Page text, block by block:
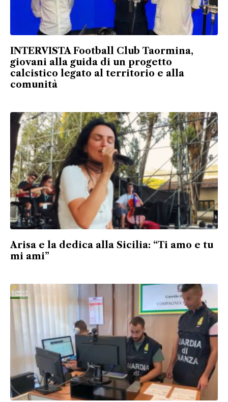
INTERVISTA Football Club Taormina,
giovani alla guida di un progetto
calcistico legato al territorio e alla
comunità
Arisa e la dedica alla Sicilia: “Ti amo e tu
mi ami”